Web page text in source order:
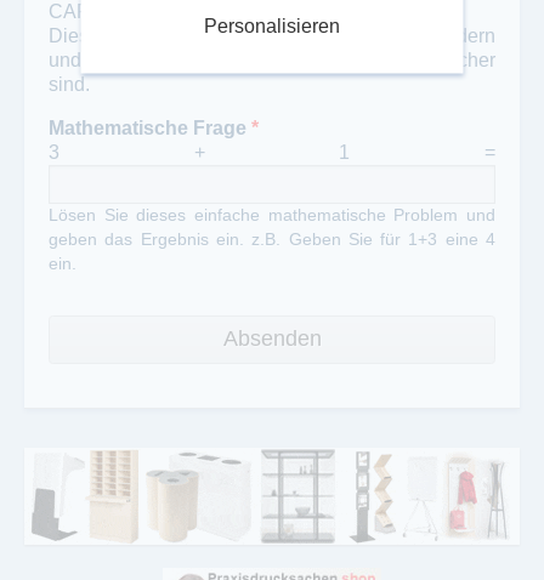
CAPTCHA
Diese Frage soll automatisierten Spam verhindern
und überprüft, ob Sie ein menschlicher Besucher
sind.
Mathematische Frage *
3 + 1 =
Lösen Sie dieses einfache mathematische Problem und
geben das Ergebnis ein. z.B. Geben Sie für 1+3 eine 4
ein.
Personalisieren